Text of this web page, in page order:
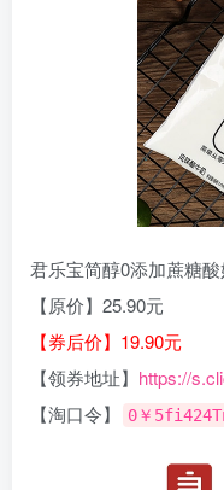
君乐宝简醇0添加蔗糖
【原价】25.90元
【券后价】19.90元
【领券地址】 https://
【淘口令】
0￥